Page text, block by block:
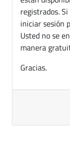
registrados.
iniciar sesión
Usted no se
manera
Gracias.